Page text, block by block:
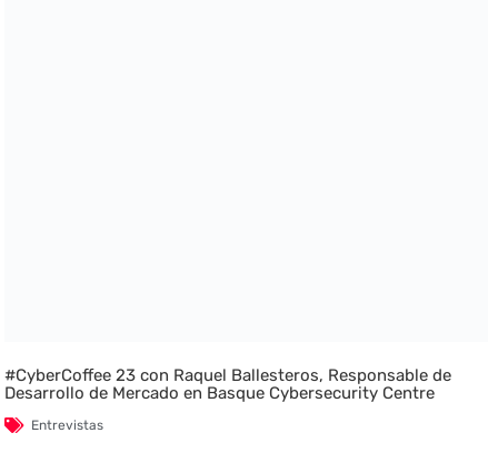
#CyberCoffee 23 con Raquel Ballesteros, Responsable de
Desarrollo de Mercado en Basque Cybersecurity Centre
Entrevistas